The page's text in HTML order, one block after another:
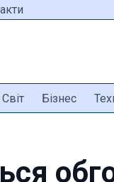
Світ Бізнес